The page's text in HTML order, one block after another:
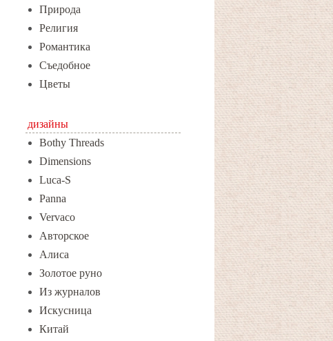
Природа
Религия
Романтика
Съедобное
Цветы
дизайны
Bothy Threads
Dimensions
Luca-S
Panna
Vervaco
Авторское
Алиса
Золотое руно
Из журналов
Искусница
Китай